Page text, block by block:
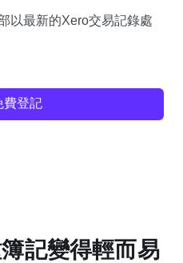
以最新的Xero交易記錄處
費登記
記變得輕而易